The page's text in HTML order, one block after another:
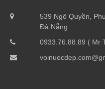
539 Ngô Quyền,
Đà Nẵng
0933.76.88.89 ( Mr